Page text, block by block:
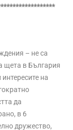
– не са
щета в България
на
да
в 6
дружество,